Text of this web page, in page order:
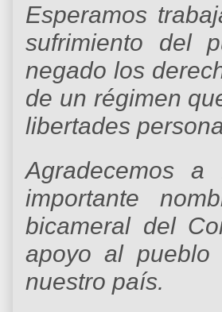
Esperamos
sufrimiento del
negado los
de un régimen
libertades
Agradecemos a
importante
bicameral del
apoyo al pueblo
nuestro país.